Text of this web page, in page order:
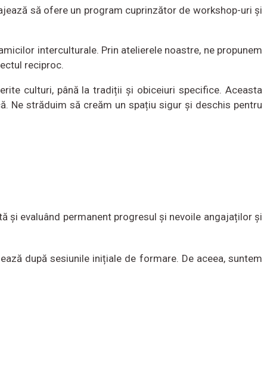
să ofere un program cuprinzător de workshop-uri și
interculturale. Prin atelierele noastre, ne propunem
reciproc.
culturi, până la tradiții și obiceiuri specifice. Aceasta
Ne străduim să creăm un spațiu sigur și deschis pentru
și evaluând permanent progresul și nevoile angajaților și
după sesiunile inițiale de formare. De aceea, suntem